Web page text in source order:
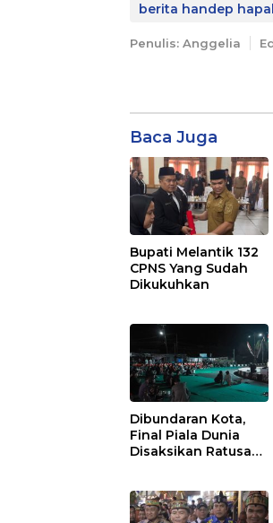
berita handep
Penulis: Anggelia
Baca Juga
Bupati Melantik 132
CPNS Yang Sudah
Dikukuhkan
Dibundaran Kota,
Final Piala Dunia
Disaksikan Ratusan